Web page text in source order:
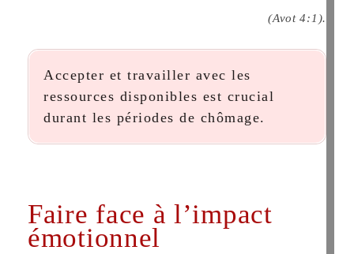
(Avot 4:1).
Accepter et travailler avec les
ressources disponibles est crucial
durant les périodes de chômage.
Faire face à l’impact
émotionnel